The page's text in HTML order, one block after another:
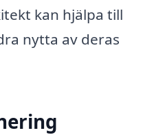
kan hjälpa till
nytta av deras